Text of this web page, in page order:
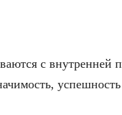
с внутренней
успешность